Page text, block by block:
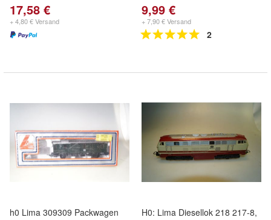
17,58 €
+ 4,80 € Versand
9,99 €
+ 7,90 € Versand
2
h0 Lima 309309 Packwagen
H0: Lima Diesellok 218 217-8,